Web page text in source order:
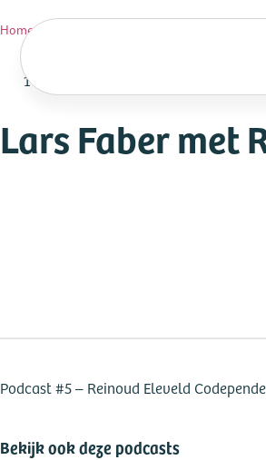
Home»
1 uur 56 min
Lars Faber met
Podcast #5 – Reinoud Eleveld
Bekijk ook deze podcasts